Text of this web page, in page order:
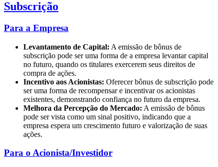
Subscrição
Para a Empresa
Levantamento de Capital: A emissão de bônus de
subscrição pode ser uma forma de a empresa levantar capital
no futuro, quando os titulares exercerem seus direitos de
compra de ações.
Incentivo aos Acionistas: Oferecer bônus de subscrição pode
ser uma forma de recompensar e incentivar os acionistas
existentes, demonstrando confiança no futuro da empresa.
Melhora da Percepção do Mercado: A emissão de bônus
pode ser vista como um sinal positivo, indicando que a
empresa espera um crescimento futuro e valorização de suas
ações.
Para o Acionista/Investidor